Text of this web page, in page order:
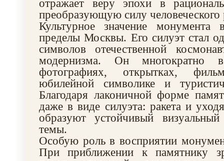
отражает веру эпохи в
преобразующую силу человеческого
Культурное значение монумента
пределы Москвы. Его силуэт стал
символов отечественной
модернизма. Он многократно
фотографиях, открытках,
юбилейной символике и
Благодаря лаконичной форме
даже в виде силуэта: ракета и
образуют устойчивый
темы.
Особую роль в восприятии
При приближении к памятнику